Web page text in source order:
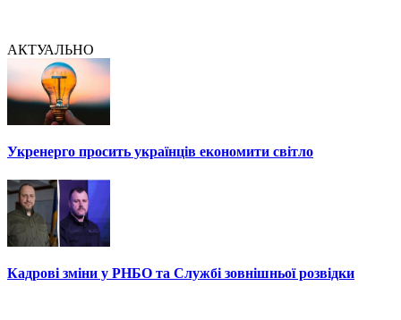
АКТУАЛЬНО
Укренерго просить українців економити світло
Кадрові зміни у РНБО та Службі зовнішньої розвідки